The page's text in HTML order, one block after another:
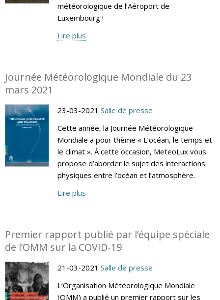
météorologique de l’Aéroport de
Luxembourg !
Lire plus
Journée Météorologique Mondiale du 23
mars 2021
23-03-2021 Salle de presse
Cette année, la Journée Météorologique
Mondiale a pour thème « L’océan, le temps et
le climat ». À cette occasion, MeteoLux vous
propose d’aborder le sujet des interactions
physiques entre l’océan et l’atmosphère.
Lire plus
Premier rapport publié par l’équipe spéciale
de l’OMM sur la COVID-19
21-03-2021 Salle de presse
L’Organisation Météorologique Mondiale
(OMM) a publié un premier rapport sur les